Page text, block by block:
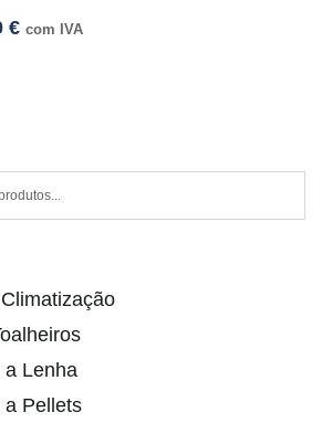
€ com IVA
a Lenha
a Pellets